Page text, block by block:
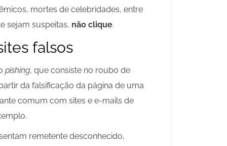
mortes de celebridades, entre
sejam suspeitas, não clique.
falsos
pishing, que consiste no roubo de
da falsificação da página de uma
comum com sites e e-mails de
remetente desconhecido,